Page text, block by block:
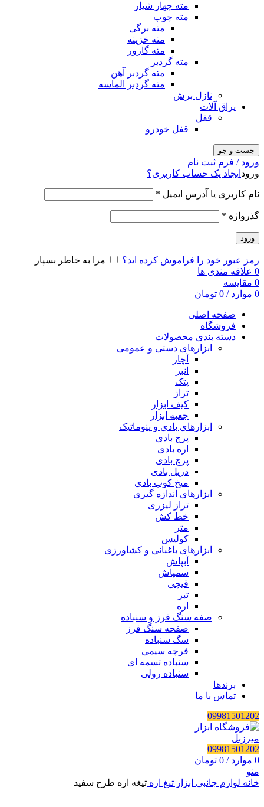
مته چهار شیار
مته چوب
مته برگی
مته خزینه
مته گازور
مته گردبر
مته گردبر آهن
مته گردبر الماسه
نازل برش
یراق آلات
قفل
قفل خودرو
جست و جو
ورود / فرم ثبت نام
ورود ایجاد یک حساب کاربری؟
نام کاربری یا آدرس ایمیل *
گذرواژه *
ورود
رمز عبور خود را فراموش کرده اید؟
مرا به خاطر بسپار
0 علاقه مندی ها
0 مقایسه
0 موارد /
0 تومان
صفحه اصلی
فروشگاه
دسته بندی محصولات
ابزارهای دستی و عمومی
آچار
انبر
پتک
تراز
کیف ابزار
جعبه ابزار
ابزارهای بادی و پنوماتیک
پرچ بادی
اره بادی
پرچ بادی
دریل بادی
میخ کوب بادی
ابزارهای اندازه گیری
تراز لیزری
خط کش
متر
کولیس
ابزارهای باغبانی و کشاورزی
آبپاش
سمپاش
قیچی
تبر
اره
صفه سنگ فرز و سنباده
صفحه سنگ فرز
سگ سنباده
فرچه سیمی
سنباده تسمه ای
سنباده رولی
برندها
تماس با ما
09981501202
09981501202
0 موارد /
0 تومان
منو
خانه لوازم جانبی ابزار تیغ اره تیغه اره طرح سفید